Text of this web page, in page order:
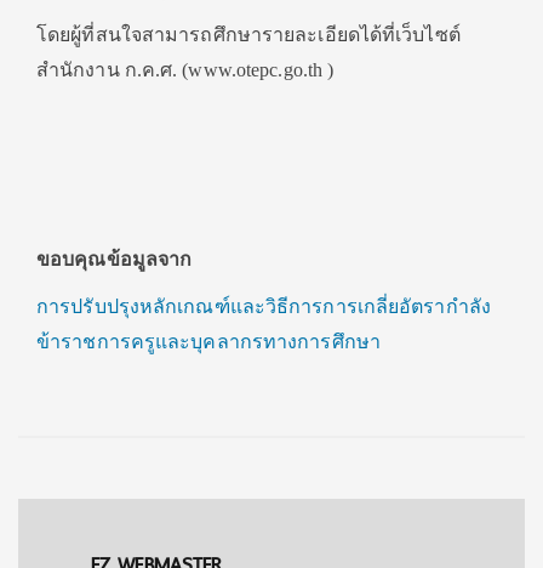
โดยผู้ที่สนใจสามารถศึกษารายละเอียดได้ที่เว็บไซต์
สำนักงาน ก.ค.ศ. (www.otepc.go.th )
ขอบคุณข้อมูลจาก
การปรับปรุงหลักเกณฑ์และวิธีการการเกลี่ยอัตรากำลัง
ข้าราชการครูและบุคลากรทางการศึกษา